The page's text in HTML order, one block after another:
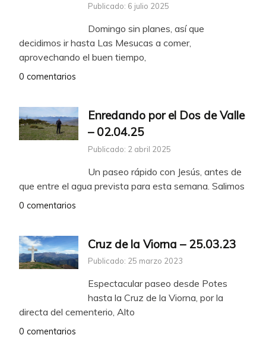
Publicado: 6 julio 2025
Domingo sin planes, así que
decidimos ir hasta Las Mesucas a comer,
aprovechando el buen tiempo,
0 comentarios
Enredando por el Dos de Valle
– 02.04.25
Publicado: 2 abril 2025
Un paseo rápido con Jesús, antes de
que entre el agua prevista para esta semana. Salimos
0 comentarios
Cruz de la Viorna – 25.03.23
Publicado: 25 marzo 2023
Espectacular paseo desde Potes
hasta la Cruz de la Viorna, por la
directa del cementerio, Alto
0 comentarios